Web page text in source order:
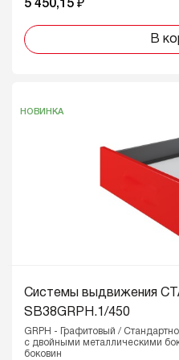
5 450,15 ₽
В
НОВИНКА
Системы выдвижения
SB38GRPH.1/450
GRPH - Графитовый /
с двойными металлическими
боковин